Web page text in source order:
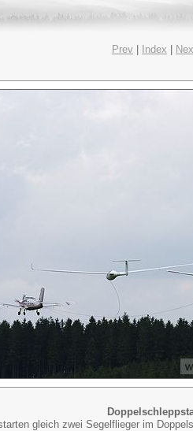
Prev Index
gleich zwei Segelflieger im